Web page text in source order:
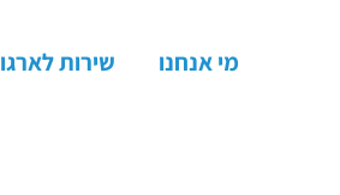
מי אנחנו שירות